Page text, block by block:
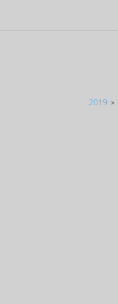
2019 »